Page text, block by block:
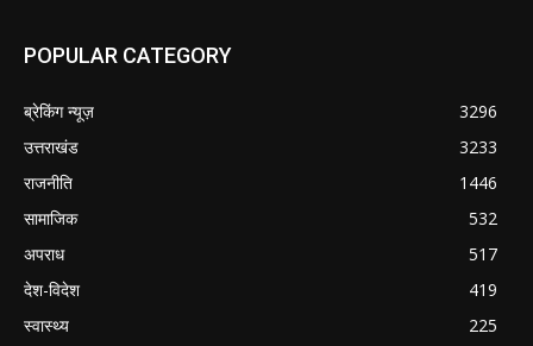
POPULAR CATEGORY
ब्रेकिंग न्यूज़
3296
उत्तराखंड
3233
राजनीति
1446
सामाजिक
532
अपराध
517
देश-विदेश
419
स्वास्थ्य
225